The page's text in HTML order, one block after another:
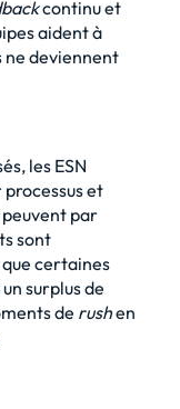
continu et
aident à
ne deviennent
les ESN
et
peuvent par
sont
que certaines
surplus de
de rushen